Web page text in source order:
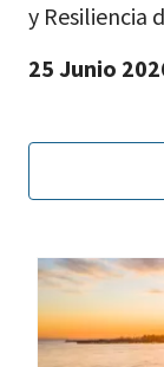
y Resiliencia
25 Junio